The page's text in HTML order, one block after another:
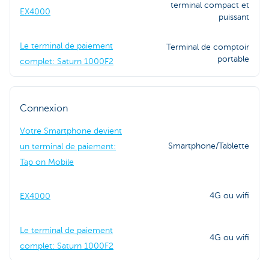
EX4000
terminal compact et
puissant
Le terminal de paiement
complet: Saturn 1000F2
Terminal de comptoir
portable
Connexion
Votre Smartphone devient
un terminal de paiement:
Tap on Mobile
Smartphone/Tablette
EX4000 4G ou wifi
Le terminal de paiement
complet: Saturn 1000F2
4G ou wifi